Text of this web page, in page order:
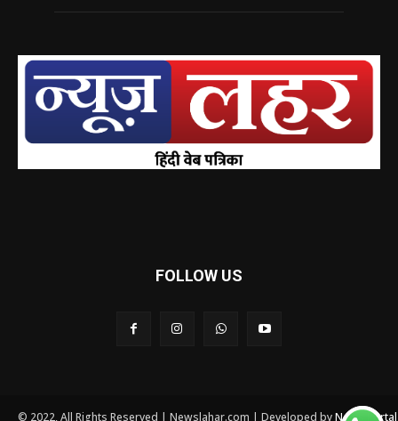
FOLLOW US
© 2022, All Rights Reserved | Newslahar.com | Developed byNews